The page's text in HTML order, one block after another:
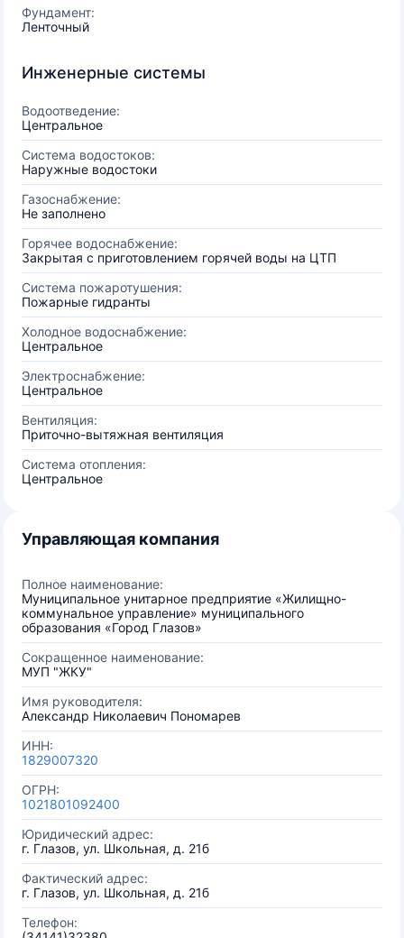
Фундамент:
Ленточный
Инженерные системы
Водоотведение:
Центральное
Система водостоков:
Наружные водостоки
Газоснабжение:
Не заполнено
Горячее водоснабжение:
Закрытая с приготовлением горячей воды на ЦТП
Система пожаротушения:
Пожарные гидранты
Холодное водоснабжение:
Центральное
Электроснабжение:
Центральное
Вентиляция:
Приточно-вытяжная вентиляция
Система отопления:
Центральное
Управляющая компания
Полное наименование:
Муниципальное унитарное предприятие «Жилищно-
коммунальное управление» муниципального
образования «Город Глазов»
Сокращенное наименование:
МУП "ЖКУ"
Имя руководителя:
Александр Николаевич Пономарев
ИНН:
1829007320
ОГРН:
1021801092400
Юридический адрес:
г. Глазов, ул. Школьная, д. 21б
Фактический адрес:
г. Глазов, ул. Школьная, д. 21б
Телефон: